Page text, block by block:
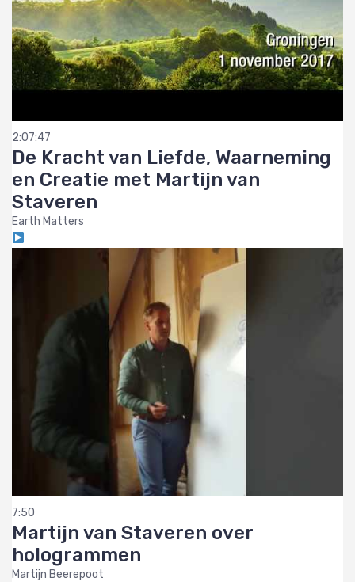
2:07:47
De Kracht van Liefde, Waarneming
en Creatie met Martijn van
Staveren
Earth Matters
7:50
Martijn van Staveren over
hologrammen
Martijn Beerepoot